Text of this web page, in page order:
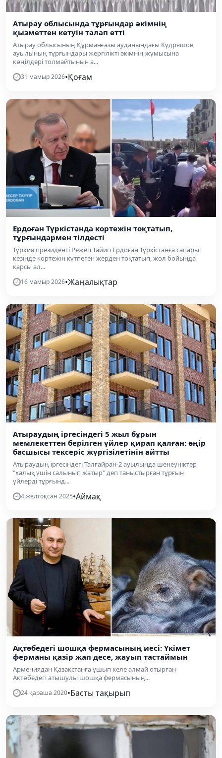
Атырау облысында тұрғындар әкімнің
қызметтен кетуін талап етті
Атырау облысының Құрманғазы ауданындағы Күдряшов
ауылының тұрғындары жергілікті әкімнің жұмысына
көңілдері толмайтынын а...
31 мамыр 2026•Қоғам
Ердоған Түркістанда кортежін тоқтатып,
тұрғындармен тілдесті
Түркия президенті Режеп Тайип Ердоған Түркістанға сапары
кезінде кортежін күтпеген жерден тоқтатып, жол бойында
қарсы ал...
16 мамыр 2026•Жаңалықтар
Атыраудың іргесіндегі 5 жыл бұрын
мемлекеттен берілген үйлер қирап қалған: өңір
басшысы тексеріс жүргізілетінін айтты
Атыраудың іргесіндегі Талғайран-2 ауылында шенеуніктер
"халық үшін салынып жатыр" деп таныстырған тұрғын
үйлерді тұрғынд...
4 желтоқсан 2025•Аймақ
Ақтөбедегі шошқа фермасының иесі: Үкімет
ферманы қазір жап десе, жауып тастаймын
Армениядан Қазақстанға ұшып келе алмай отырған
Ақтөбедегі атышулы шошқа фермасының...
24 қараша 2020•Басты тақырып